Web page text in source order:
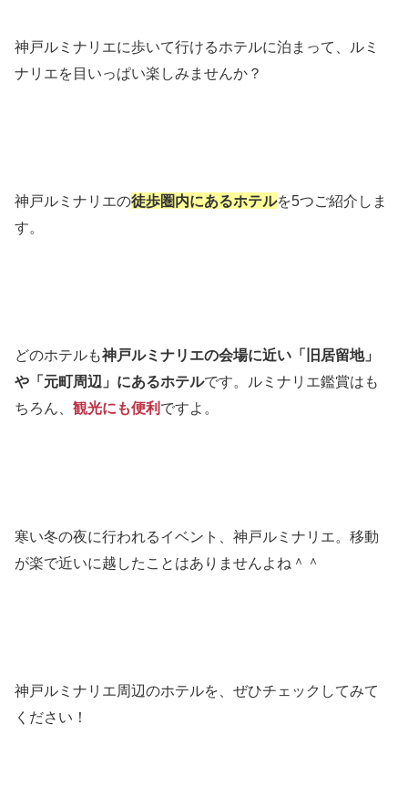
神戸ルミナリエに歩いて行けるホテルに泊まって、ルミ
ナリエを目いっぱい楽しみませんか？
神戸ルミナリエの徒歩圏内にあるホテルを5つご紹介しま
す。
どのホテルも神戸ルミナリエの会場に近い「旧居留地」
や「元町周辺」にあるホテルです。ルミナリエ鑑賞はも
ちろん、観光にも便利 ですよ。
寒い冬の夜に行われるイベント、神戸ルミナリエ。移動
が楽で近いに越したことはありませんよね＾＾
神戸ルミナリエ周辺のホテルを、ぜひチェックしてみて
ください！